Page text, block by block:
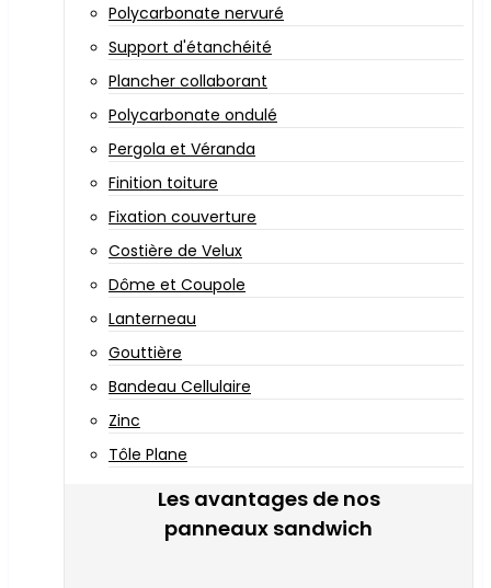
Polycarbonate nervuré
Support d'étanchéité
Plancher collaborant
Polycarbonate ondulé
Pergola et Véranda
Finition toiture
Fixation couverture
Costière de Velux
Dôme et Coupole
Lanterneau
Gouttière
Bandeau Cellulaire
Zinc
Tôle Plane
Les avantages de nos
panneaux sandwich